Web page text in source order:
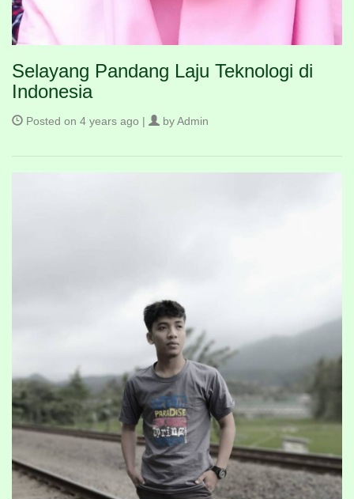
Selayang Pandang Laju Teknologi di
Indonesia
Posted on 4 years ago | by Admin